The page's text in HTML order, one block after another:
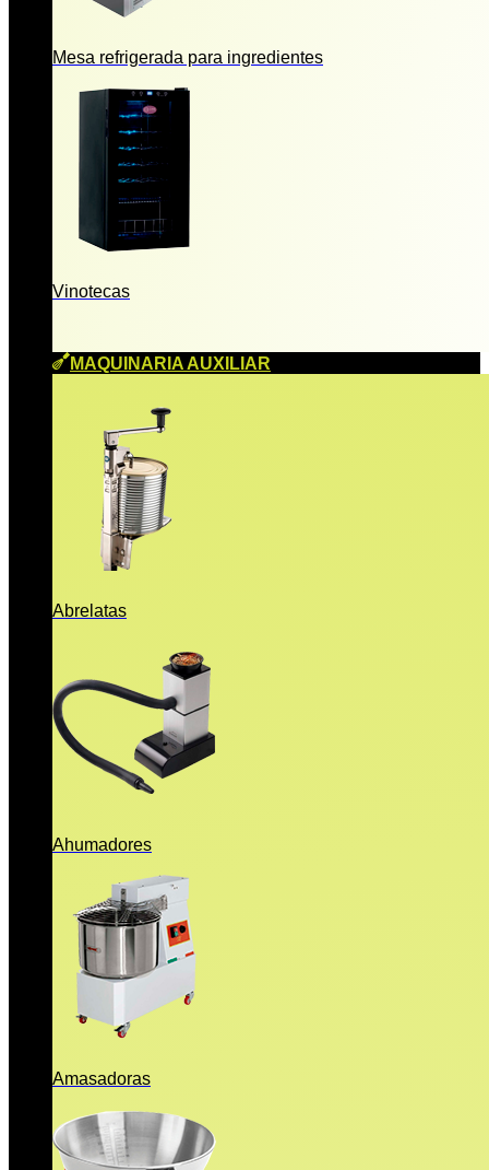
Mesa refrigerada para ingredientes
Vinotecas
MAQUINARIA AUXILIAR
Abrelatas
Ahumadores
Amasadoras